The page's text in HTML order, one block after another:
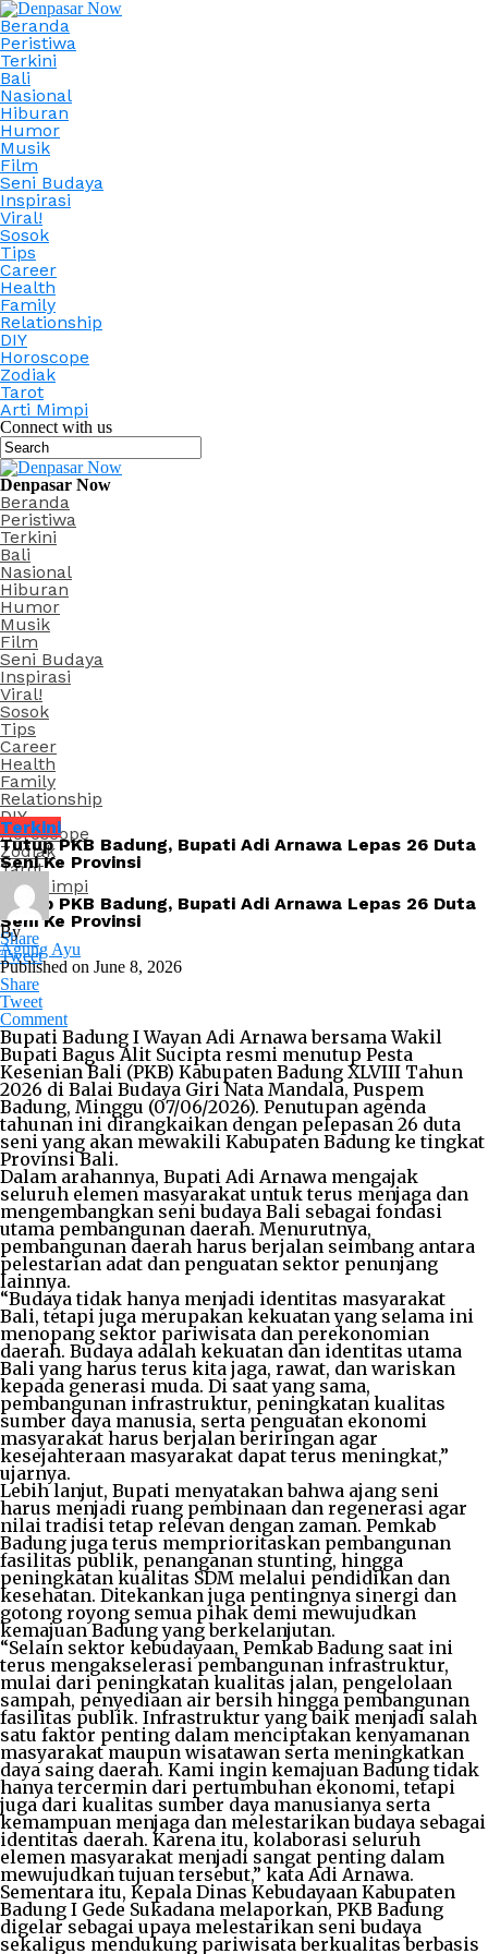
Beranda
Peristiwa
Terkini
Bali
Nasional
Hiburan
Humor
Musik
Film
Seni Budaya
Inspirasi
Viral!
Sosok
Tips
Career
Health
Family
Relationship
DIY
Horoscope
Zodiak
Tarot
Arti Mimpi
Connect with us
Denpasar Now
Beranda
Peristiwa
Terkini
Bali
Nasional
Hiburan
Humor
Musik
Film
Seni Budaya
Inspirasi
Viral!
Sosok
Tips
Career
Health
Family
Relationship
DIY
Horoscope
Zodiak
Tarot
Arti Mimpi
Tutup PKB Badung, Bupati Adi Arnawa Lepas 26 Duta
Seni Ke Provinsi
Share
Tweet
Terkini
Tutup PKB Badung, Bupati Adi Arnawa Lepas 26 Duta
Seni Ke Provinsi
By
Agung Ayu
Published on June 8, 2026
Share
Tweet
Comment
Bupati Badung I Wayan Adi Arnawa bersama Wakil
Bupati Bagus Alit Sucipta resmi menutup Pesta
Kesenian Bali (PKB) Kabupaten Badung XLVIII Tahun
2026 di Balai Budaya Giri Nata Mandala, Puspem
Badung, Minggu (07/06/2026). Penutupan agenda
tahunan ini dirangkaikan dengan pelepasan 26 duta
seni yang akan mewakili Kabupaten Badung ke tingkat
Provinsi Bali.
Dalam arahannya, Bupati Adi Arnawa mengajak
seluruh elemen masyarakat untuk terus menjaga dan
mengembangkan seni budaya Bali sebagai fondasi
utama pembangunan daerah. Menurutnya,
pembangunan daerah harus berjalan seimbang antara
pelestarian adat dan penguatan sektor penunjang
lainnya.
“Budaya tidak hanya menjadi identitas masyarakat
Bali, tetapi juga merupakan kekuatan yang selama ini
menopang sektor pariwisata dan perekonomian
daerah. Budaya adalah kekuatan dan identitas utama
Bali yang harus terus kita jaga, rawat, dan wariskan
kepada generasi muda. Di saat yang sama,
pembangunan infrastruktur, peningkatan kualitas
sumber daya manusia, serta penguatan ekonomi
masyarakat harus berjalan beriringan agar
kesejahteraan masyarakat dapat terus meningkat,”
ujarnya.
Lebih lanjut, Bupati menyatakan bahwa ajang seni
harus menjadi ruang pembinaan dan regenerasi agar
nilai tradisi tetap relevan dengan zaman. Pemkab
Badung juga terus memprioritaskan pembangunan
fasilitas publik, penanganan stunting, hingga
peningkatan kualitas SDM melalui pendidikan dan
kesehatan. Ditekankan juga pentingnya sinergi dan
gotong royong semua pihak demi mewujudkan
kemajuan Badung yang berkelanjutan.
“Selain sektor kebudayaan, Pemkab Badung saat ini
terus mengakselerasi pembangunan infrastruktur,
mulai dari peningkatan kualitas jalan, pengelolaan
sampah, penyediaan air bersih hingga pembangunan
fasilitas publik. Infrastruktur yang baik menjadi salah
satu faktor penting dalam menciptakan kenyamanan
masyarakat maupun wisatawan serta meningkatkan
daya saing daerah. Kami ingin kemajuan Badung tidak
hanya tercermin dari pertumbuhan ekonomi, tetapi
juga dari kualitas sumber daya manusianya serta
kemampuan menjaga dan melestarikan budaya sebagai
identitas daerah. Karena itu, kolaborasi seluruh
elemen masyarakat menjadi sangat penting dalam
mewujudkan tujuan tersebut,” kata Adi Arnawa.
Sementara itu, Kepala Dinas Kebudayaan Kabupaten
Badung I Gede Sukadana melaporkan, PKB Badung
digelar sebagai upaya melestarikan seni budaya
sekaligus mendukung pariwisata berkualitas berbasis